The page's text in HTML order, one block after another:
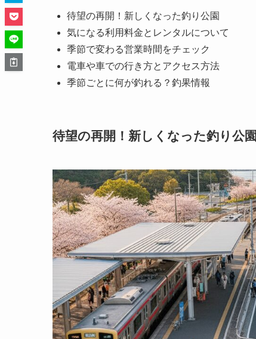
待望の再開！新しくなった釣り公園
気になる利用料金とレンタルについて
季節で変わる営業時間をチェック
電車や車での行き方とアクセス方法
季節ごとに何が釣れる？釣果情報
待望の再開！新しくなった釣り公園